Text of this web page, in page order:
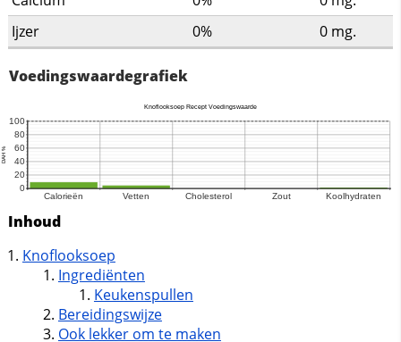
Ijzer
0% 0 mg.
Voedingswaardegrafiek
Inhoud
Knoflooksoep
Ingrediënten
Keukenspullen
Bereidingswijze
Ook lekker om te maken